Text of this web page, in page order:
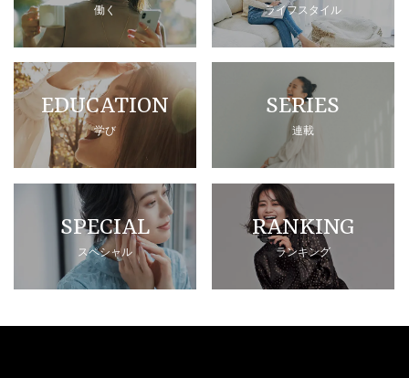
働く ライフスタイル
EDUCATION
学び
SERIES
連載
SPECIAL
スペシャル
RANKING
ランキング